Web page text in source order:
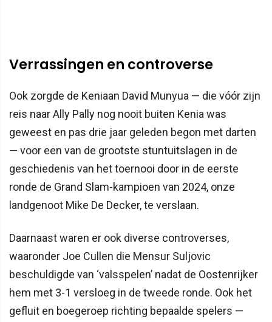
Verrassingen en controverse
Ook zorgde de Keniaan David Munyua — die vóór zijn
reis naar Ally Pally nog nooit buiten Kenia was
geweest en pas drie jaar geleden begon met darten
— voor een van de grootste stuntuitslagen in de
geschiedenis van het toernooi door in de eerste
ronde de Grand Slam-kampioen van 2024, onze
landgenoot Mike De Decker, te verslaan.
Daarnaast waren er ook diverse controverses,
waaronder Joe Cullen die Mensur Suljovic
beschuldigde van ‘valsspelen’ nadat de Oostenrijker
hem met 3-1 versloeg in de tweede ronde. Ook het
gefluit en boegeroep richting bepaalde spelers —